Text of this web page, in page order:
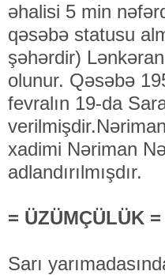
əhalisi 5 min
qəsəbə statusu
şəhərdir)
olunur. Qəsəbə
fevralın 19-da
xadimi Nəriman
adlandırılmışdır.
= ÜZÜMÇÜLÜK =
Sarı